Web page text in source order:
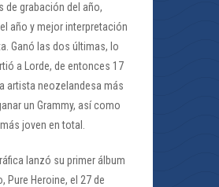
de grabación del año,
año y mejor interpretación
Ganó las dos últimas, lo
a Lorde, de entonces 17
artista neozelandesa más
un Grammy, así como
joven en total.
lanzó su primer álbum
Pure Heroine, el 27 de